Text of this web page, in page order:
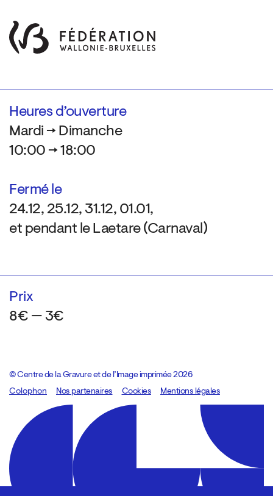
Heures d’ouverture
Mardi → Dimanche
10:00 → 18:00
Fermé le
24.12, 25.12, 31.12, 01.01,
et pendant le Laetare (Carnaval)
Prix
8€ — 3€
© Centre de la Gravure et de l’Image imprimée 2026
Colophon
Design:Marcel Kaczmarek, code:8080.studio
Nos partenaires Cookies Mentions légales